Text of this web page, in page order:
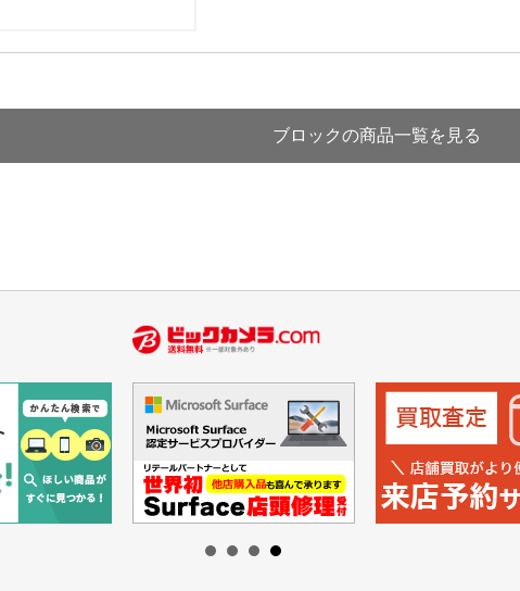
ブロックの商品一覧を見る